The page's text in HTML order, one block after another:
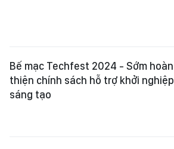
Bế mạc Techfest 2024 - Sớm hoàn
thiện chính sách hỗ trợ khởi nghiệp
sáng tạo